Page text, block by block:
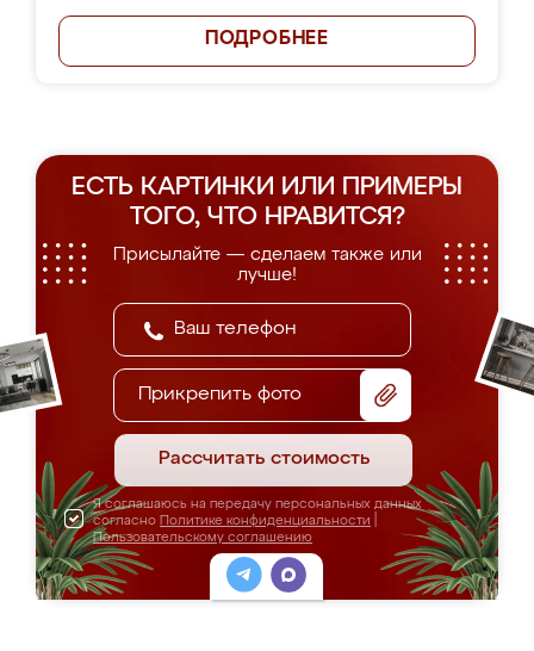
ПОДРОБНЕЕ
ЕСТЬ КАРТИНКИ ИЛИ ПРИМЕРЫ
ТОГО, ЧТО НРАВИТСЯ?
Присылайте — сделаем также или
лучше!
Прикрепить фото
Рассчитать стоимость
Я соглашаюсь на передачу персональных данных
согласно Политике конфиденциальности
Пользовательскому соглашению